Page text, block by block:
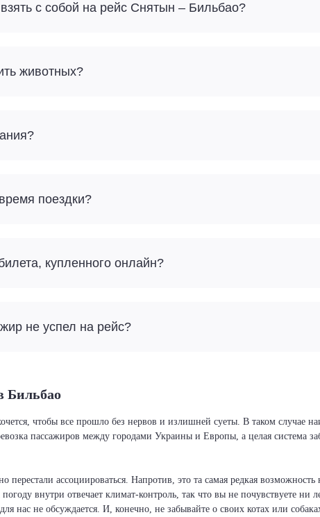
Сколько багажа можно взять с собой на рейс Снятын – Бильбао?
животных?
поездки?
купленного онлайн?
не успел на рейс?
Бильбао
чтобы все прошло без нервов и излишней суеты. В таком случае
пассажиров между городами Украины и Европы, а целая система
перестали ассоциироваться. Напротив, это та самая редкая
внутри отвечает климат-контроль, так что вы не почувствуете
нас не обсуждается. И, конечно, не забывайте о своих котах или